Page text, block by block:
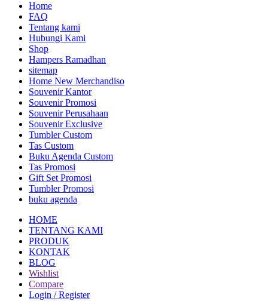
Home
FAQ
Tentang kami
Hubungi Kami
Shop
Hampers Ramadhan
sitemap
Home New Merchandiso
Souvenir Kantor
Souvenir Promosi
Souvenir Perusahaan
Souvenir Exclusive
Tumbler Custom
Tas Custom
Buku Agenda Custom
Tas Promosi
Gift Set Promosi
Tumbler Promosi
buku agenda
HOME
TENTANG KAMI
PRODUK
KONTAK
BLOG
Wishlist
Compare
Login / Register